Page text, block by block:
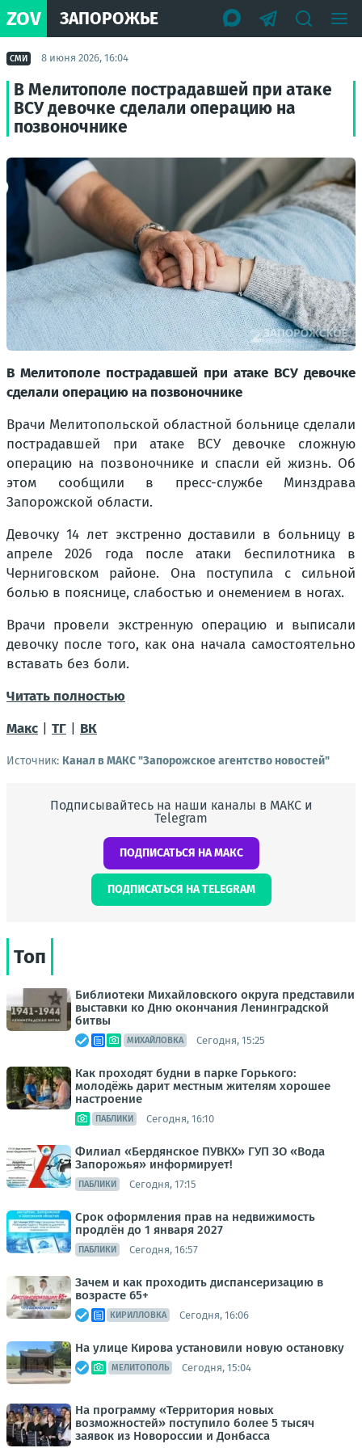
ZOV ЗАПОРОЖЬЕ
СМИ 8 июня 2026, 16:04
В Мелитополе пострадавшей при атаке
ВСУ девочке сделали операцию на
позвоночнике
В Мелитополе пострадавшей при атаке ВСУ девочке
сделали операцию на позвоночнике
Врачи Мелитопольской областной больнице сделали
пострадавшей при атаке ВСУ девочке сложную
операцию на позвоночнике и спасли ей жизнь. Об
этом сообщили в пресс-службе Минздрава
Запорожской области.
Девочку 14 лет экстренно доставили в больницу в
апреле 2026 года после атаки беспилотника в
Черниговском районе. Она поступила с сильной
болью в пояснице, слабостью и онемением в ногах.
Врачи провели экстренную операцию и выписали
девочку после того, как она начала самостоятельно
вставать без боли.
Читать полностью
Макс
ТГ ВК
Источник: Канал в МАКС "Запорожское агентство новостей"
Подписывайтесь на наши каналы в МАКС и
Telegram
ПОДПИСАТЬСЯ НА МАКС
ПОДПИСАТЬСЯ НА TELEGRAM
Топ
Библиотеки Михайловского округа представили
выставки ко Дню окончания Ленинградской
битвы
МИХАЙЛОВКА Сегодня, 15:25
Как проходят будни в парке Горького:
молодёжь дарит местным жителям хорошее
настроение
ПАБЛИКИ Сегодня, 16:10
Филиал «Бердянское ПУВКХ» ГУП ЗО «Вода
Запорожья» информирует!
ПАБЛИКИ Сегодня, 17:15
Срок оформления прав на недвижимость
продлён до 1 января 2027
ПАБЛИКИ Сегодня, 16:57
Зачем и как проходить диспансеризацию в
возрасте 65+
КИРИЛЛОВКА Сегодня, 16:06
На улице Кирова установили новую остановку
МЕЛИТОПОЛЬ Сегодня, 15:04
На программу «Территория новых
возможностей» поступило более 5 тысяч
заявок из Новороссии и Донбасса